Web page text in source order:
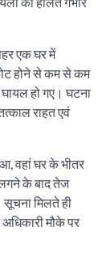
एक घर में
होने से कम से कम
हो गए। घटना
राहत एवं
वहां घर के भीतर
के बाद तेज
मिलते ही
मौके पर